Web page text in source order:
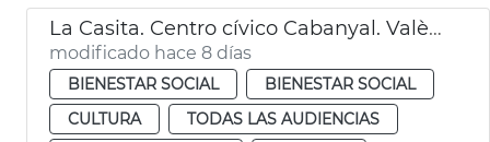
La Casita. Centro cívico Cabanyal. València
modificado hace 8 días
BIENESTAR SOCIAL
BIENESTAR SOCIAL
CULTURA
TODAS LAS AUDIENCIAS